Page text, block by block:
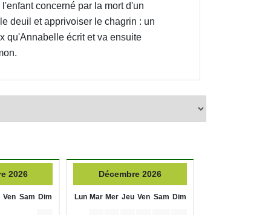
concerné par la mort d'un
deuil et apprivoiser le chagrin : un
qu'Annabelle écrit et va ensuite
2026
Ven Sam Dim
Décembre 2026
Lun Mar Mer Jeu Ven Sam Dim